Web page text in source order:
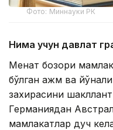
Фото: Миннауки РК
Нима учун давлат
Меҳнат бозори
бўлган ҳажм ва
захирасини
Германиядан
мамлакатлар дуч